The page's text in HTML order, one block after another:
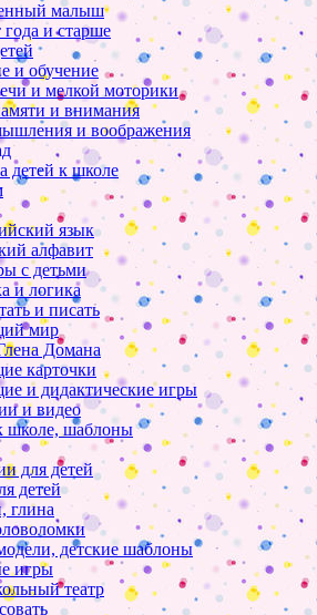
малыш
года и старше
и обучение
и мелкой моторики
и внимания
и воображения
детей к школе
язык
алфавит
с детьми
и логика
и писать
мир
Домана
карточки
и дидактические игры
и видео
школе, шаблоны
для детей
детей
глина
детские шаблоны
игры
театр